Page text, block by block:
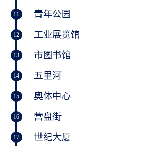
11 青年公园
12 工业展览馆
13 市图书馆
14 五里河
15 奥体中心
16 营盘街
17 世纪大厦